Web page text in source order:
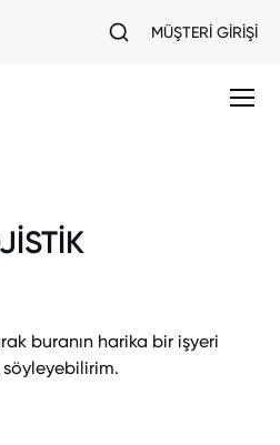
MÜŞTERİ GİRİŞİ
buranın harika bir işyeri